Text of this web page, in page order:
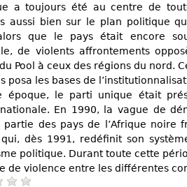
a toujours été au centre de
aussi bien sur le plan politique
que le pays était encore
de violents affrontements
Pool à ceux des régions du nord.
posa les bases de
époque, le parti unique était
nationale. En 1990, la vague de
partie des pays de l’Afrique noire
qui, dès 1991, redéfinit son
politique. Durant toute cette
de violence entre les différentes